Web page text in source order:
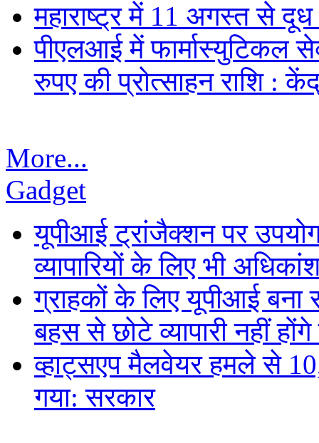
महाराष्ट्र में 11 अगस्त से
पीएलआई में फार्मास्युटिकल
रुपए की प्रोत्साहन राशि :
More...
Gadget
यूपीआई ट्रांजैक्शन पर
व्यापारियों के लिए भी
ग्राहकों के लिए यूपीआई
बहस से छोटे व्यापारी नहीं
व्हाट्सएप मैलवेयर हमले से
गया: सरकार